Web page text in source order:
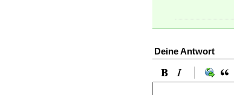
Deine Antwort